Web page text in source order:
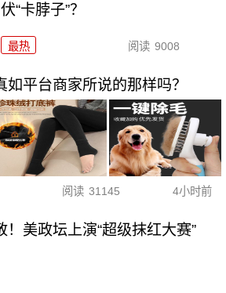
伏“卡脖子”？
最热 阅读 9008
平台商家所说的那样吗？
阅读 31145 4小时前
！美政坛上演“超级抹红大赛”